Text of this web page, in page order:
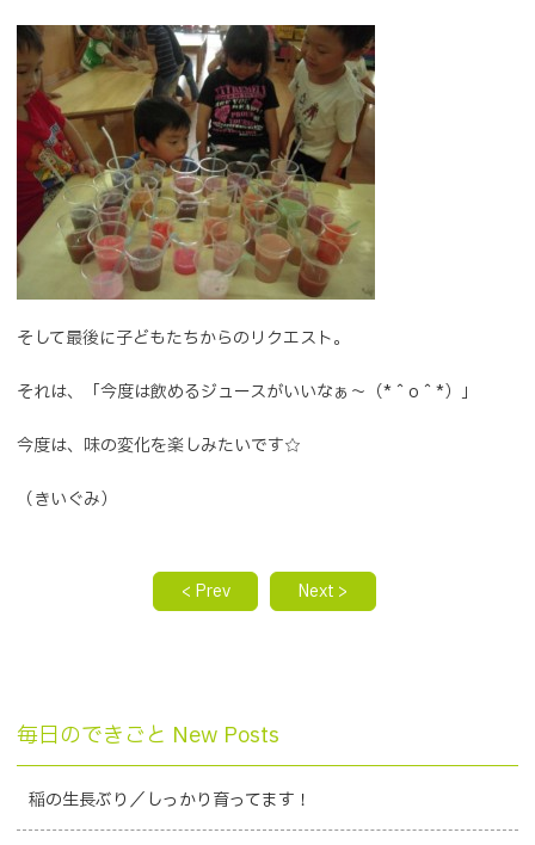
そして最後に子どもたちからのリクエスト。
それは、「今度は飲めるジュースがいいなぁ～（*＾o＾*）」
今度は、味の変化を楽しみたいです☆
（きいぐみ）
< Prev Next >
毎日のできごと New Posts
稲の生長ぶり／しっかり育ってます！